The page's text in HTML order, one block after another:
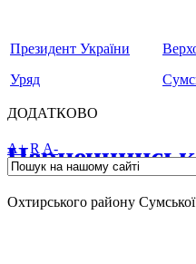
Президент України
Уряд
ДОДАТКОВО
Охтирського району Сумської
A+ RA-